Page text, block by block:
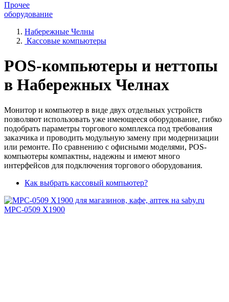
Прочее
оборудование
Набережные Челны
Кассовые компьютеры
POS-компьютеры и неттопы
в Набережных Челнах
Монитор и компьютер в виде двух отдельных устройств
позволяют использовать уже имеющееся оборудование, гибко
подобрать параметры торгового комплекса под требования
заказчика и проводить модульную замену при модернизации
или ремонте. По сравнению с офисными моделями, POS-
компьютеры компактны, надежны и имеют много
интерфейсов для подключения торгового оборудования.
Как выбрать кассовый компьютер?
MPC-0509 X1900